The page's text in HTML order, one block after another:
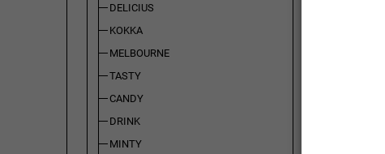
DELICIUS
KOKKA
MELBOURNE
TASTY
CANDY
DRINK
MINTY